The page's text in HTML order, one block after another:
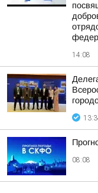
14:08
08:08